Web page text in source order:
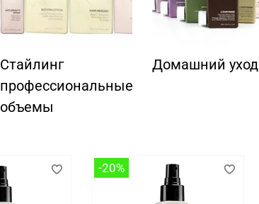
Стайлинг
профессиональные
объемы
Домашний уход
-20%